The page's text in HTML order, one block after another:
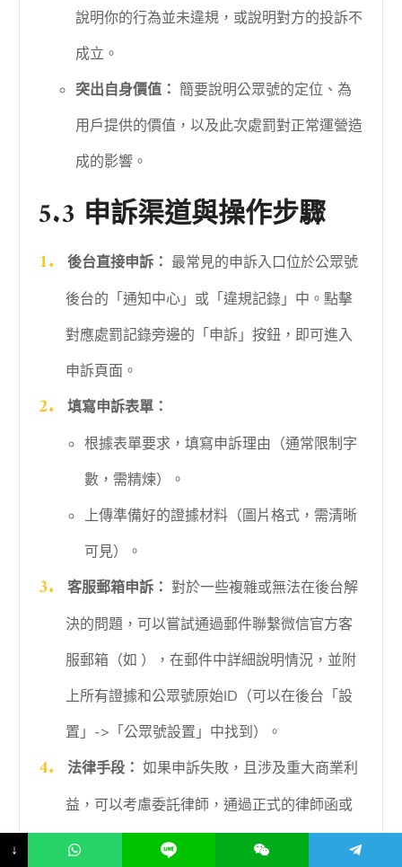
說明你的行為並未違規，或說明對方的投訴不
成立。
突出自身價值： 簡要說明公眾號的定位、為
用戶提供的價值，以及此次處罰對正常運營造
成的影響。
5.3 申訴渠道與操作步驟
後台直接申訴： 最常見的申訴入口位於公眾號
後台的「通知中心」或「違規記錄」中。點擊
對應處罰記錄旁邊的「申訴」按鈕，即可進入
申訴頁面。
填寫申訴表單：
根據表單要求，填寫申訴理由（通常限制字
數，需精煉）。
上傳準備好的證據材料（圖片格式，需清晰
可見）。
客服郵箱申訴： 對於一些複雜或無法在後台解
決的問題，可以嘗試通過郵件聯繫微信官方客
服郵箱（如 ），在郵件中詳細說明情況，並附
上所有證據和公眾號原始ID（可以在後台「設
置」->「公眾號設置」中找到）。
法律手段： 如果申訴失敗，且涉及重大商業利
益，可以考慮委託律師，通過正式的律師函或
法律訴訟途徑解決。
↓